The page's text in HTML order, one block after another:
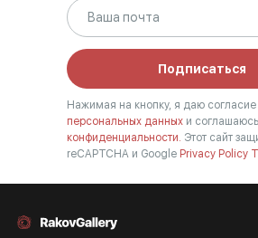
Подписаться
Нажимая на кнопку, я даю согласие
персональных данных и
конфиденциальности. Этот сайт
reCAPTCHA и Google Privacy Policy